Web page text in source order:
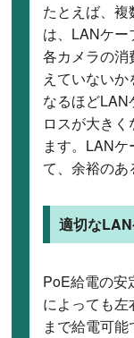
たとえば、
は、LANケー
各カメラの消
えていない
なるほどLAN
ロスが大き
ます。LAN
て、余裕のあ
適切な
PoE給電の安
によっても
まで給電可